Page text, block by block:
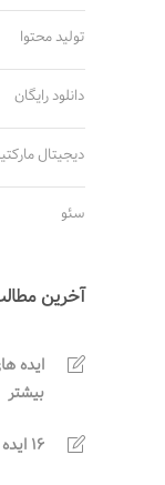
تولید محتوا
دانلود رایگان
دیجیتال
سئو
آخرین
ایده
بیشتر
16 ایده محتوایی خلاق برای اینستاگرام